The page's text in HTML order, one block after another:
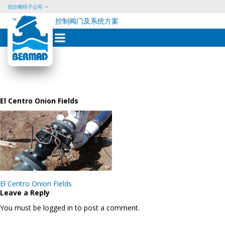
Skip
content
伯尔梅特子公司
控制阀门及系统方案
El Centro Onion Fields
Post
navigation
El Centro Onion Fields
Leave a Reply
You must be logged in to post a comment.